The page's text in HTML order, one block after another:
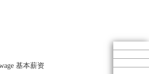
基本薪资